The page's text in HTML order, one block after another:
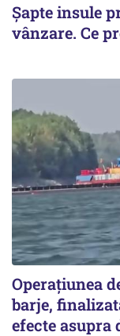
Șapte insule
vânzare. Ce
Operațiunea
barje,
efecte asupra